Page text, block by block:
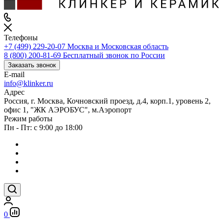
Телефоны
+7 (499) 229-20-07 Москва и Московская область
8 (800) 200-81-69 Бесплатный звонок по России
Заказать звонок
E-mail
info@klinker.ru
Адрес
Россия, г. Москва, Кочновский проезд, д.4, корп.1, уровень 2,
офис 1, "ЖК АЭРОБУС", м.Аэропорт
Режим работы
Пн - Пт: с 9:00 до 18:00
0